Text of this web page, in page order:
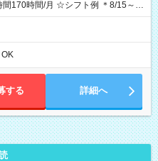
シフト例 ＊8/15～
：00 17：00～21：00 ＊8/31
す！ 12：00～16：00 ＊9/6～
する 詳細へ